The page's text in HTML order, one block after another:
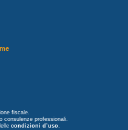
fiscale.
consulenze professionali.
condizioni d’uso.